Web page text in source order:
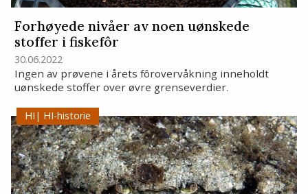
Forhøyede nivåer av noen uønskede
stoffer i fiskefôr
30.06.2022
Ingen av prøvene i årets fôrovervåkning inneholdt
uønskede stoffer over øvre grenseverdier.
HI-historie